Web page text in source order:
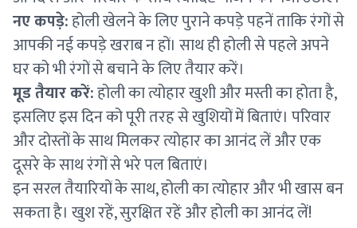
नए कपड़े:होली खेलने के लिए पुराने कपड़े पहनें ताकि रंगों से
आपकी नई कपड़े खराब न हों। साथ ही होली से पहले अपने
घर को भी रंगों से बचाने के लिए तैयार करें।
मूड तैयार करें:होली का त्योहार खुशी और मस्ती का होता है,
इसलिए इस दिन को पूरी तरह से खुशियों में बिताएं। परिवार
और दोस्तों के साथ मिलकर त्योहार का आनंद लें और एक
दूसरे के साथ रंगों से भरे पल बिताएं।
इन सरल तैयारियों के साथ, होली का त्योहार और भी खास बन
सकता है। खुश रहें, सुरक्षित रहें और होली का आनंद लें!